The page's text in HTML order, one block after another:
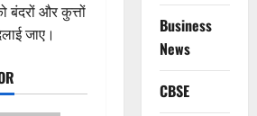
बंदरों और कुत्तों
जाए।
Business
News
CBSE